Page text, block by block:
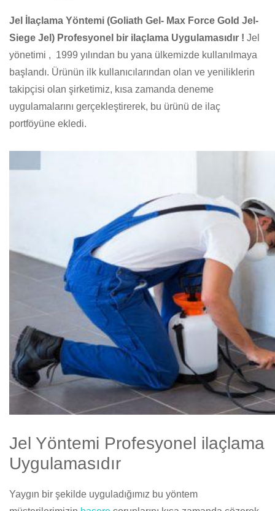
Jel İlaçlama Yöntemi (Goliath Gel- Max Force Gold Jel-
Siege Jel) Profesyonel bir ilaçlama Uygulamasıdır ! Jel
yönetimi , 1999 yılından bu yana ülkemizde kullanılmaya
başlandı. Ürünün ilk kullanıcılarından olan ve yeniliklerin
takipçisi olan şirketimiz, kısa zamanda deneme
uygulamalarını gerçekleştirerek, bu ürünü de ilaç
portföyüne ekledi.
Jel Yöntemi Profesyonel ilaçlama
Uygulamasıdır
Yaygın bir şekilde uyguladığımız bu yöntem